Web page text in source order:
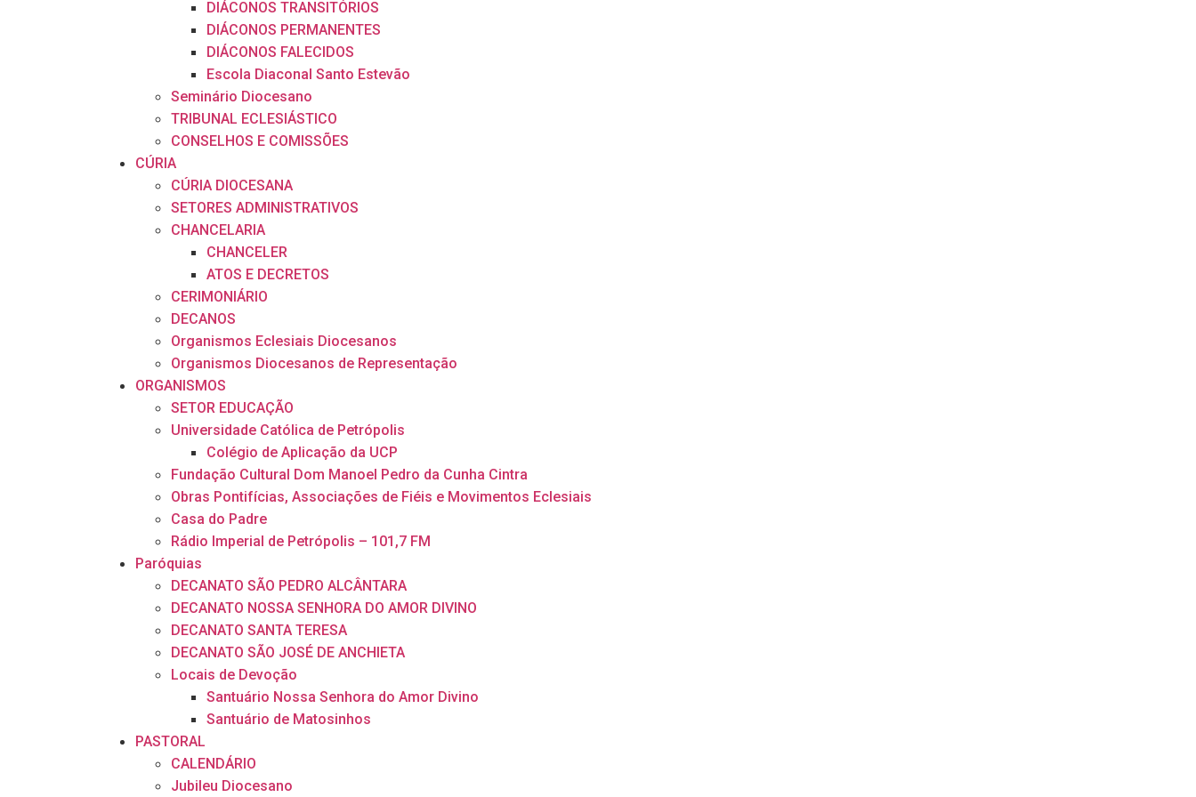
DIÁCONOS TRANSITÓRIOS
DIÁCONOS PERMANENTES
DIÁCONOS FALECIDOS
Escola Diaconal Santo Estevão
Seminário Diocesano
TRIBUNAL ECLESIÁSTICO
CONSELHOS E COMISSÕES
CÚRIA
CÚRIA DIOCESANA
SETORES ADMINISTRATIVOS
CHANCELARIA
CHANCELER
ATOS E DECRETOS
CERIMONIÁRIO
DECANOS
Organismos Eclesiais Diocesanos
Organismos Diocesanos de Representação
ORGANISMOS
SETOR EDUCAÇÃO
Universidade Católica de Petrópolis
Colégio de Aplicação da UCP
Fundação Cultural Dom Manoel Pedro da Cunha Cintra
Obras Pontifícias, Associações de Fiéis e Movimentos Eclesiais
Casa do Padre
Rádio Imperial de Petrópolis – 101,7 FM
Paróquias
DECANATO SÃO PEDRO ALCÂNTARA
DECANATO NOSSA SENHORA DO AMOR DIVINO
DECANATO SANTA TERESA
DECANATO SÃO JOSÉ DE ANCHIETA
Locais de Devoção
Santuário Nossa Senhora do Amor Divino
Santuário de Matosinhos
PASTORAL
CALENDÁRIO
Jubileu Diocesano